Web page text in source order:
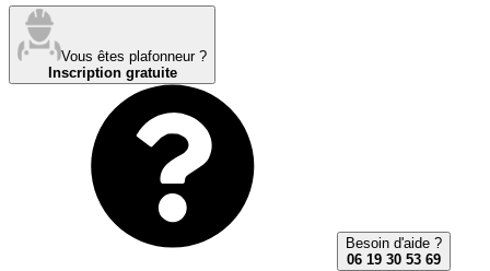
Vous êtes plafonneur ?
Inscription gratuite
Besoin d'aide ?
06 19 30 53 69